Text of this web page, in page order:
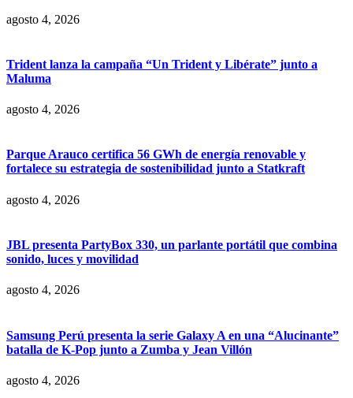
agosto 4, 2026
Trident lanza la campaña “Un Trident y Libérate” junto a
Maluma
agosto 4, 2026
Parque Arauco certifica 56 GWh de energía renovable y
fortalece su estrategia de sostenibilidad junto a Statkraft
agosto 4, 2026
JBL presenta PartyBox 330, un parlante portátil que combina
sonido, luces y movilidad
agosto 4, 2026
Samsung Perú presenta la serie Galaxy A en una “Alucinante”
batalla de K-Pop junto a Zumba y Jean Villón
agosto 4, 2026